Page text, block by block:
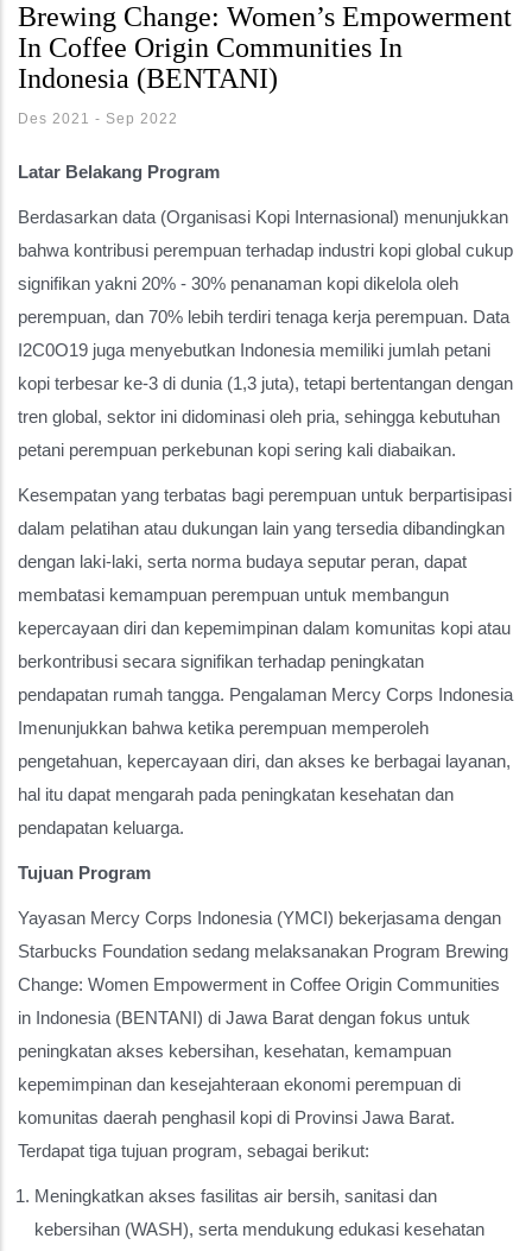
Brewing Change: Women’s Empowerment
In Coffee Origin Communities In
Indonesia (BENTANI)
Des 2021 - Sep 2022
Latar Belakang Program
Berdasarkan data (Organisasi Kopi Internasional) menunjukkan
bahwa kontribusi perempuan terhadap industri kopi global cukup
signifikan yakni 20% - 30% penanaman kopi dikelola oleh
perempuan, dan 70% lebih terdiri tenaga kerja perempuan. Data
I2C0O19 juga menyebutkan Indonesia memiliki jumlah petani
kopi terbesar ke-3 di dunia (1,3 juta), tetapi bertentangan dengan
tren global, sektor ini didominasi oleh pria, sehingga kebutuhan
petani perempuan perkebunan kopi sering kali diabaikan.
Kesempatan yang terbatas bagi perempuan untuk berpartisipasi
dalam pelatihan atau dukungan lain yang tersedia dibandingkan
dengan laki-laki, serta norma budaya seputar peran, dapat
membatasi kemampuan perempuan untuk membangun
kepercayaan diri dan kepemimpinan dalam komunitas kopi atau
berkontribusi secara signifikan terhadap peningkatan
pendapatan rumah tangga. Pengalaman Mercy Corps Indonesia
Imenunjukkan bahwa ketika perempuan memperoleh
pengetahuan, kepercayaan diri, dan akses ke berbagai layanan,
hal itu dapat mengarah pada peningkatan kesehatan dan
pendapatan keluarga.
Tujuan Program
Yayasan Mercy Corps Indonesia (YMCI) bekerjasama dengan
Starbucks Foundation sedang melaksanakan Program Brewing
Change: Women Empowerment in Coffee Origin Communities
in Indonesia (BENTANI) di Jawa Barat dengan fokus untuk
peningkatan akses kebersihan, kesehatan, kemampuan
kepemimpinan dan kesejahteraan ekonomi perempuan di
komunitas daerah penghasil kopi di Provinsi Jawa Barat.
Terdapat tiga tujuan program, sebagai berikut:
Meningkatkan akses fasilitas air bersih, sanitasi dan
kebersihan (WASH), serta mendukung edukasi kesehatan